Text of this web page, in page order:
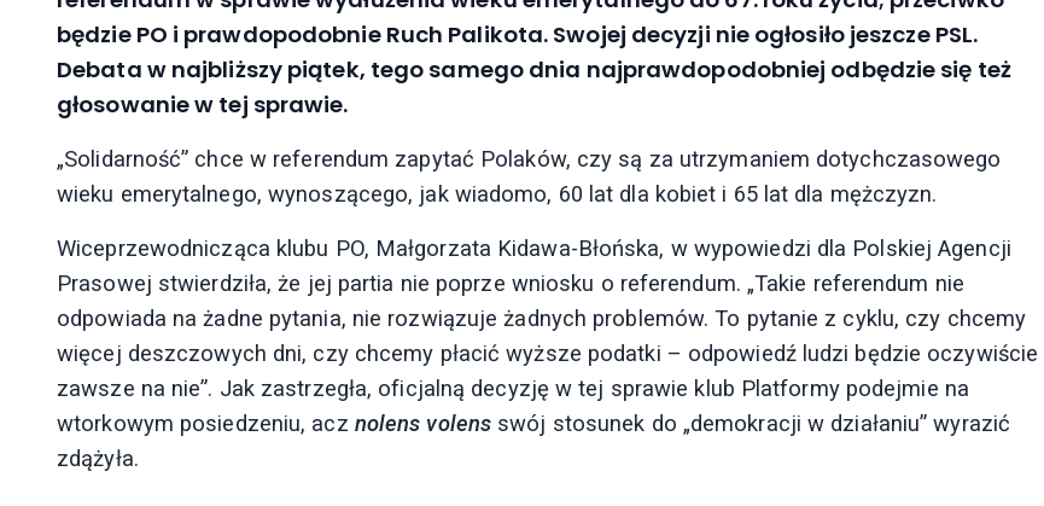
będzie PO i prawdopodobnie Ruch Palikota. Swojej decyzji nie ogłosiło jeszcze PSL.
Debata w najbliższy piątek, tego samego dnia najprawdopodobniej odbędzie się też
głosowanie w tej sprawie.
„Solidarność” chce w referendum zapytać Polaków, czy są za utrzymaniem dotychczasowego
wieku emerytalnego, wynoszącego, jak wiadomo, 60 lat dla kobiet i 65 lat dla mężczyzn.
Wiceprzewodnicząca klubu PO, Małgorzata Kidawa-Błońska, w wypowiedzi dla Polskiej Agencji
Prasowej stwierdziła, że jej partia nie poprze wniosku o referendum. „Takie referendum nie
odpowiada na żadne pytania, nie rozwiązuje żadnych problemów. To pytanie z cyklu, czy chcemy
więcej deszczowych dni, czy chcemy płacić wyższe podatki – odpowiedź ludzi będzie oczywiście
zawsze na nie”. Jak zastrzegła, oficjalną decyzję w tej sprawie klub Platformy podejmie na
wtorkowym posiedzeniu, acz nolens volens swój stosunek do „demokracji w działaniu” wyrazić
zdążyła.